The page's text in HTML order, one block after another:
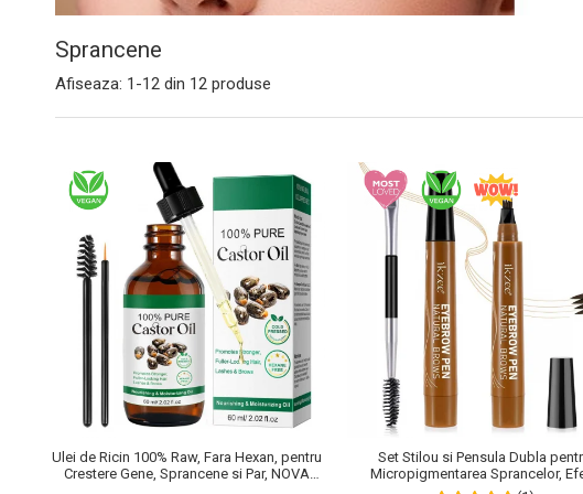
Sprancene
Afiseaza: 1-12 din 12 produse
Ulei de Ricin 100% Raw, Fara Hexan, pentru
Crestere Gene, Sprancene si Par, NOVA
Set Stilou si Pensula Dubla
Micropigmentarea Sprancelor,
Natural de Microblading, Aspect